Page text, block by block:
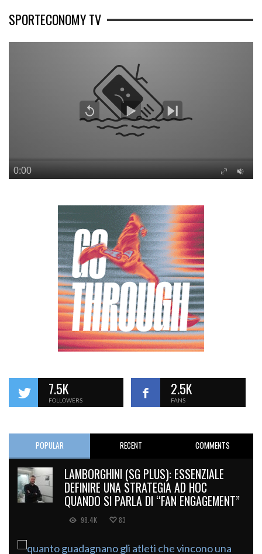
SPORTECONOMY TV
7.5K
FOLLOWERS
2.5K
FANS
POPULAR RECENT COMMENTS
LAMBORGHINI (SG PLUS): ESSENZIALE
DEFINIRE UNA STRATEGIA AD HOC
QUANDO SI PARLA DI “FAN ENGAGEMENT”
98.4K 83